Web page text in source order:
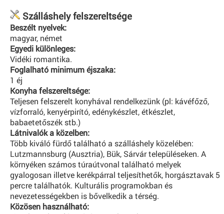
Szálláshely felszereltsége
Beszélt nyelvek:
magyar, német
Egyedi különleges:
Vidéki romantika.
Foglalható minimum éjszaka:
1 éj
Konyha felszereltsége:
Teljesen felszerelt konyhával rendelkezünk (pl: kávéfőző,
vízforraló, kenyérpirító, edénykészlet, étkészlet,
babaetetőszék stb.)
Látnivalók a közelben:
Több kiváló fürdő található a szálláshely közelében:
Lutzmannsburg (Ausztria), Bük, Sárvár településeken. A
környéken számos túraútvonal található melyek
gyalogosan illetve kerékpárral teljesíthetők, horgásztavak 5
percre találhatók. Kulturális programokban és
nevezetességekben is bővelkedik a térség.
Közösen használható: